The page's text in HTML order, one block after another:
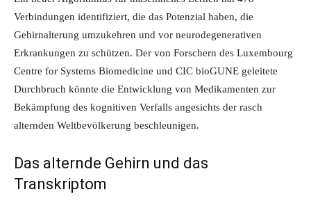
Verbindungen identifiziert, die das Potenzial haben, die
Gehirnalterung umzukehren und vor neurodegenerativen
Erkrankungen zu schützen. Der von Forschern des Luxembourg
Centre for Systems Biomedicine und CIC bioGUNE geleitete
Durchbruch könnte die Entwicklung von Medikamenten zur
Bekämpfung des kognitiven Verfalls angesichts der rasch
alternden Weltbevölkerung beschleunigen.
Das alternde Gehirn und das
Transkriptom